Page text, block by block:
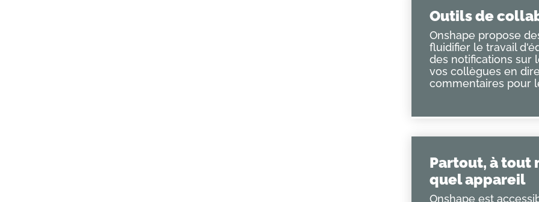
Outils de
Onshape propose
fluidifier le travail
des notifications sur
vos collègues en
commentaires pour
Partout, à tout
quel appareil
Onshape est